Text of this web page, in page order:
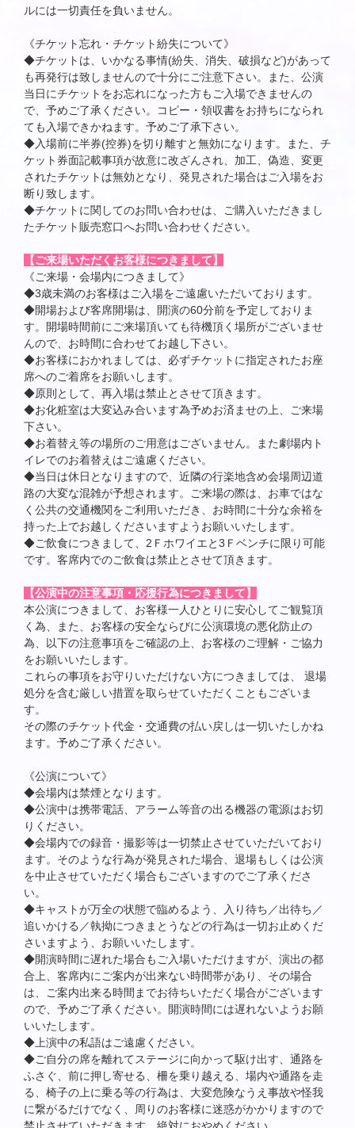
ルには一切責任を負いません。
《チケット忘れ・チケット紛失について》
◆チケットは、いかなる事情(紛失、消失、破損など)があって
も再発行は致しませんので十分にご注意下さい。また、公演
当日にチケットをお忘れになった方もご入場できませんの
で、予めご了承ください。コピー・領収書をお持ちになられ
ても入場できかねます。予めご了承下さい。
◆入場前に半券(控券)を切り離すと無効になります。また、チ
ケット券面記載事項が故意に改ざんされ、加工、偽造、変更
されたチケットは無効となり、発見された場合はご入場をお
断り致します。
◆チケットに関してのお問い合わせは、ご購入いただきまし
たチケット販売窓口へお問い合わせください。
【ご来場いただくお客様につきまして】
《ご来場・会場内につきまして》
◆3歳未満のお客様はご入場をご遠慮いただいております。
◆開場および客席開場は、開演の60分前を予定しておりま
す。開場時間前にご来場頂いても待機頂く場所がございませ
んので、お時間に合わせてお越し下さい。
◆お客様におかれましては、必ずチケットに指定されたお座
席へのご着席をお願いします。
◆原則として、再入場は禁止とさせて頂きます。
◆お化粧室は大変込み合います為予めお済ませの上、ご来場
下さい。
◆お着替え等の場所のご用意はございません。また劇場内ト
イレでのお着替えはご遠慮ください。
◆当日は休日となりますので、近隣の行楽地含め会場周辺道
路の大変な混雑が予想されます。ご来場の際は、お車ではな
く公共の交通機関をご利用いただき、お時間に十分な余裕を
持った上でお越しくださいますようお願いいたします。
◆ご飲食につきまして、2Ｆホワイエと3Ｆベンチに限り可能
です。客席内でのご飲食は禁止とさせて頂きます。
【公演中の注意事項・応援行為につきまして】
本公演につきまして、お客様一人ひとりに安心してご観覧頂
く為、また、お客様の安全ならびに公演環境の悪化防止の
為、以下の注意事項をご確認の上、お客様のご理解・ご協力
をお願いいたします。
これらの事項をお守りいただけない方につきましては、 退場
処分を含む厳しい措置を取らせていただくこともございま
す。
その際のチケット代金・交通費の払い戻しは一切いたしかね
ます。予めご了承ください。
《公演について》
◆会場内は禁煙となります。
◆公演中は携帯電話、アラーム等音の出る機器の電源はお切
りください。
◆会場内での録音・撮影等は一切禁止させていただいており
ます。そのような行為が発見された場合、退場もしくは公演
を中止させていただく場合もございますのでご了承くださ
い。
◆キャストが万全の状態で臨めるよう、入り待ち／出待ち／
追いかける／執拗につきまとうなどの行為は一切お止めくだ
さいますよう、お願いいたします。
◆開演時間に遅れた場合もご入場いただけますが、演出の都
合上、客席内にご案内が出来ない時間帯があり、その場合
は、ご案内出来る時間までお待ちいただく場合がございます
ので、予めご了承ください。開演時間には遅れないようお願
いいたします。
◆上演中の私語はご遠慮ください。
◆ご自分の席を離れてステージに向かって駆け出す、通路を
ふさぐ、前に押し寄せる、柵を乗り越える、場内や通路を走
る、椅子の上に乗る等の行為は、大変危険なうえ事故や怪我
に繋がるだけでなく、周りのお客様に迷惑がかかりますので